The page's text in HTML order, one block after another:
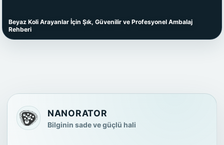
Beyaz Koli Arayanlar İçin Şık, Güvenilir ve Profesyonel Ambalaj
Rehberi
NANORATOR
Bilginin sade ve güçlü hali